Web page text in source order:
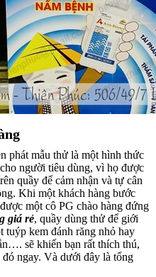
phát mẫu thử là một hình thức
người tiêu dùng, vì họ được
quầy để cảm nhận và tự cân
Khi một khách hàng bước
một cô PG chào hàng đứng
giá rẻ, quầy dùng thử để giới
tuýp kem đánh răng nhỏ hay
sẽ khiến bạn rất thích thú,
ngay. Và dưới đây là tổng